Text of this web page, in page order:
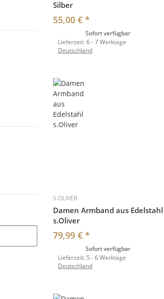
Silber
55,00 € *
Sofort verfügbar
Lieferzeit:6 - 7 Werktage
Deutschland
S.OLIVER
Damen Armband aus Edelstahl
s.Oliver
79,99 € *
Sofort verfügbar
Lieferzeit: 5 - 6 Werktage
Deutschland